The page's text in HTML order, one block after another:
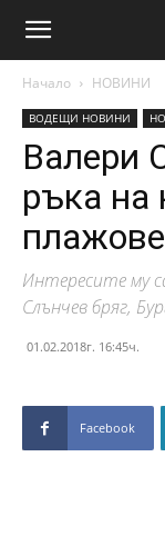
Начало НОВИНИ
ВОДЕЩИ НОВИНИ
Валери
ръка на
Интересите му
Слънчев бряг,
01.02.2018г. 16:45ч.
Facebook